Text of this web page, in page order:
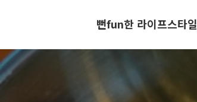
뻔fun한 라이프스타일